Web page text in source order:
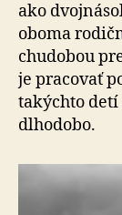
ako
oboma
chudobou
je pracovať
takýchto detí
dlhodobo.